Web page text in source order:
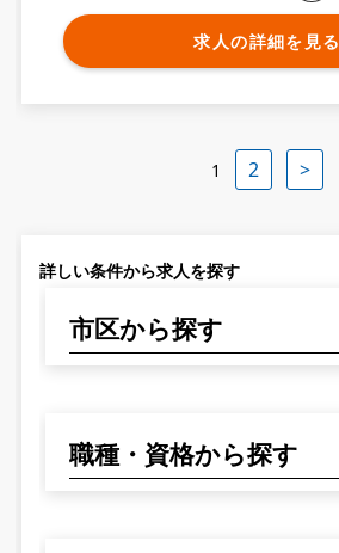
求人の詳細を見る
1 2 >
詳しい条件から求人を探す
市区から探す
職種・資格から探す